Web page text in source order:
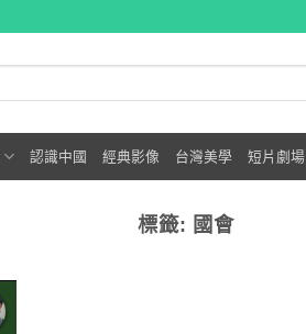
認識中國 經典影像 台灣美學 短片劇場
標籤: 國會